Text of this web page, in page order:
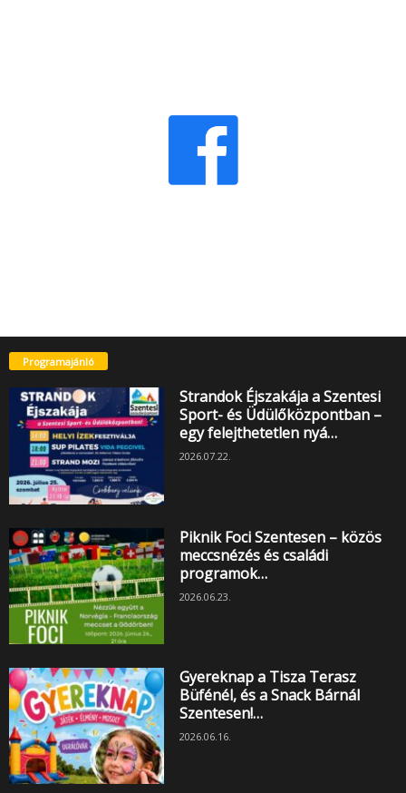
Programajánló
Strandok Éjszakája a Szentesi
Sport- és Üdülőközpontban –
egy felejthetetlen nyá…
2026.07.22.
Piknik Foci Szentesen – közös
meccsnézés és családi
programok…
2026.06.23.
Gyereknap a Tisza Terasz
Büfénél, és a Snack Bárnál
Szentesen!…
2026.06.16.